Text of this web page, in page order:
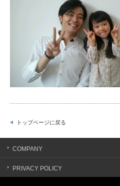
トップページに戻る
COMPANY
PRIVACY POLICY